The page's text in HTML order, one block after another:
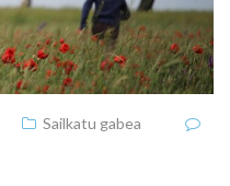
Sailkatu gabea